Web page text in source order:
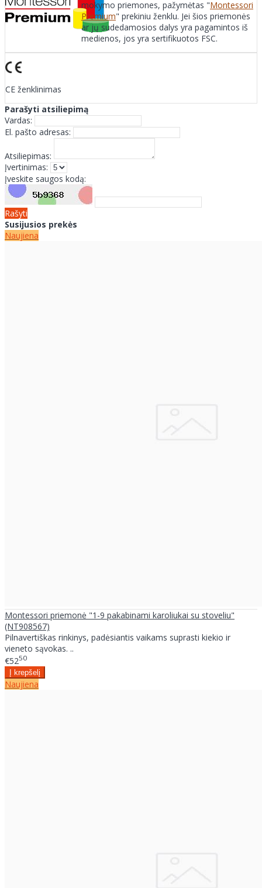
mokymo priemones, pažymėtas "Montessori
Premium" prekiniu ženklu. Jei šios priemonės
ar jų sudedamosios dalys yra pagamintos iš
medienos, jos yra sertifikuotos FSC.
CE ženklinimas
Parašyti atsiliepimą
Vardas:
El. pašto adresas:
Atsiliepimas:
Įvertinimas:
Įveskite saugos kodą:
Rašyti
Susijusios prekės
Naujiena
Montessori priemonė "1-9 pakabinami karoliukai su stoveliu"
(NT908567)
Pilnavertiškas rinkinys, padėsiantis vaikams suprasti kiekio ir
vieneto sąvokas. ..
€5250
Naujiena